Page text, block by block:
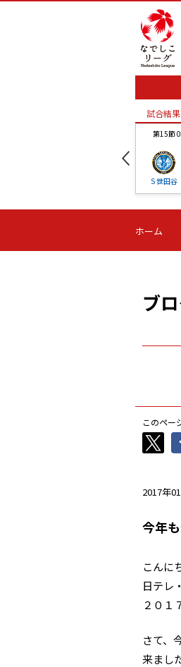
試合結果
第15節
Ｓ世田谷
-
第16節
試合結果
ホーム
ブ
このペー
2017年
今年
こんに
日テレ
２０１
さて、
来まし